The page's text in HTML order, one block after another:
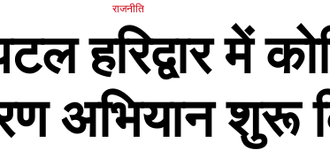
राजनीति
हरिद्वार में
अभियान शुरू